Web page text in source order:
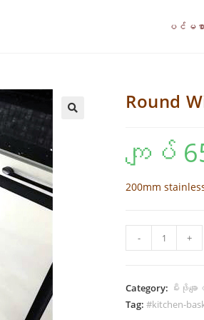
ပင်မစ
Round
ကျပ်
200mm
Wire
(200mm)
quantity
- +
Category: မီးဖိုချ
Tag: #kitchen-